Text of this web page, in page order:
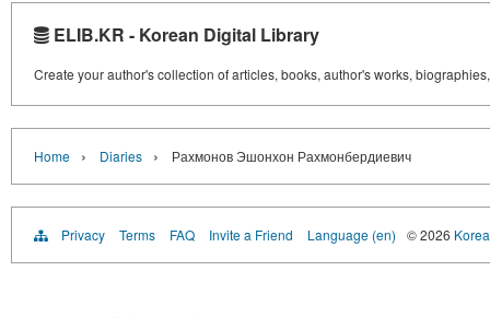
ELIB.KR - Korean Digital Library
Create your author's collection of articles, books, author's works,
Home › Diaries › Рахмонов Эшонхон Рахмонбердиевич
Privacy Terms FAQ Invite a Friend Language (en) © 2026